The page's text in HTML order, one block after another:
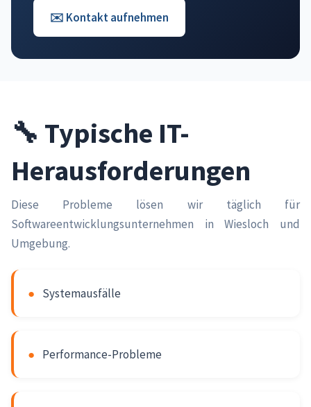
✉️ Kontakt aufnehmen
🔧 Typische IT-
Herausforderungen
Diese Probleme lösen wir täglich für
Softwareentwicklungsunternehmen in Wiesloch und
Umgebung.
● Systemausfälle
● Performance-Probleme